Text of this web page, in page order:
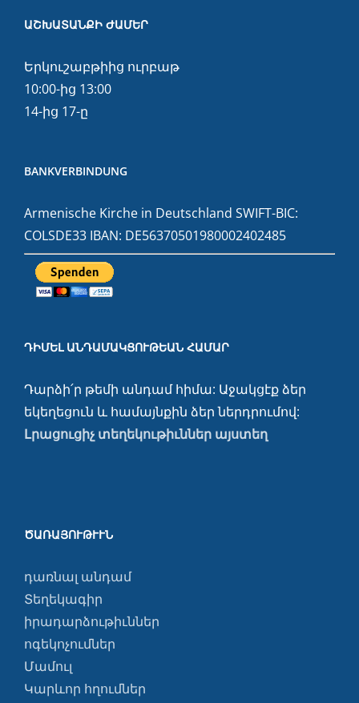
ԱՇԽԱՏԱՆՔԻ ԺԱՄԵՐ
Երկուշաբթիից ուրբաթ
10:00-ից 13:00
14-ից 17-ը
BANKVERBINDUNG
Armenische Kirche in Deutschland SWIFT-BIC:
COLSDE33 IBAN: DE56370501980002402485
ԴԻՄԵԼ ԱՆԴԱՄԱԿՑՈՒԹԵԱՆ ՀԱՄԱՐ
Դարձի՛ր թեմի անդամ հիմա: Աջակցէք ձեր
եկեղեցուն և համայնքին ձեր ներդրումով:
Լրացուցիչ տեղեկութիւններ այստեղ
ԾԱՌԱՅՈՒԹՒՒՆ
դառնալ անդամ
Տեղեկագիր
իրադարձութիւններ
ոգեկոչումներ
Մամուլ
Կարևոր հղումներ